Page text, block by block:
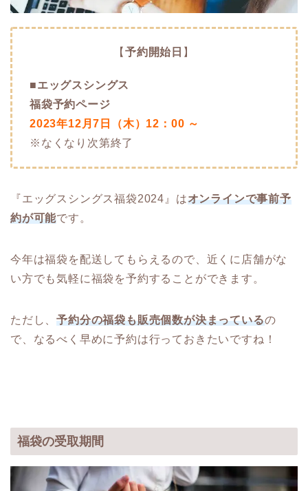
【 予約開始日 】
■エッグスシングス
福袋予約ページ
2023年12月7日（木）12：00 ～
※なくなり次第終了
『エッグスシングス福袋2024』はオンラインで事前予
約が可能です。
今年は福袋を配送してもらえるので、近くに店舗がな
い方でも気軽に福袋を予約することができます。
ただし、予約分の福袋も販売個数が決まっているの
で、なるべく早めに予約は行っておきたいですね！
福袋の受取期間